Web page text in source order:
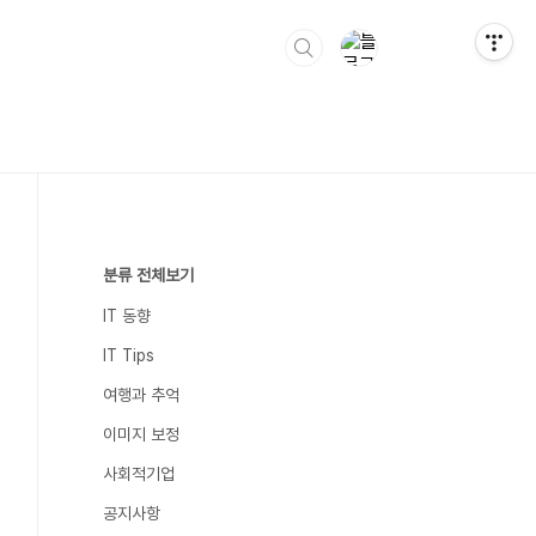
분류 전체보기
IT 동향
IT Tips
여행과 추억
이미지 보정
사회적기업
공지사항